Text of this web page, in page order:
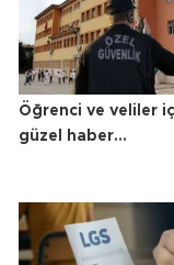
Öğrenci ve veliler
güzel haber...